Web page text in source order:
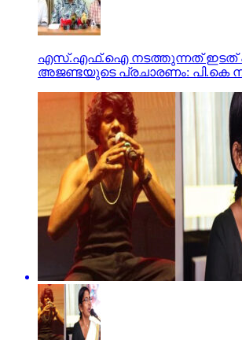
എസ്.എഫ്.ഐ നടത്തുന്നത് ഇടത്
അജണ്ടയുടെ പ്രചാരണം: പി.കെ